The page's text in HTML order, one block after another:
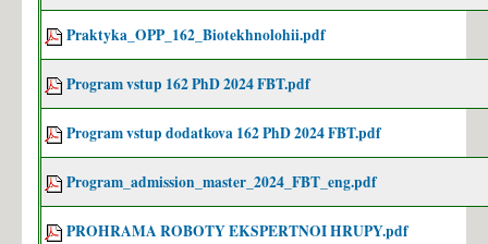
Praktyka_OPP_162_Biotekhnolohii.pdf
Program vstup 162 PhD 2024 FBT.pdf
Program vstup dodatkova 162 PhD 2024 FBT.pdf
Program_admission_master_2024_FBT_eng.pdf
PROHRAMA ROBOTY EKSPERTNOI HRUPY.pdf